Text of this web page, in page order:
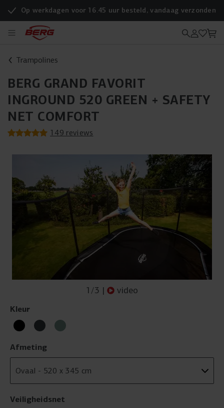
Op werkdagen voor 16.45 uur besteld, vandaag verzonden
Trampolines
BERG GRAND FAVORIT
INGROUND 520 GREEN + SAFETY
NET COMFORT
149 reviews
1 /3 | video
Kleur
Afmeting
Veiligheidsnet